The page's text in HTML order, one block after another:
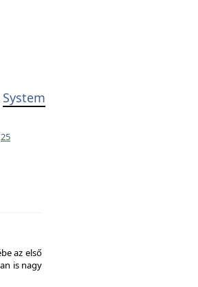
System
25
az első
is nagy